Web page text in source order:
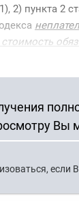
помощник
2) пункта 2
Вы
если